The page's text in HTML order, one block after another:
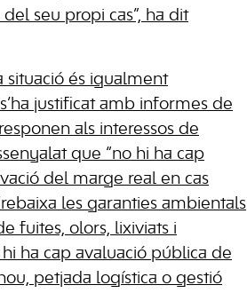
seu propi cas”, ha dit
situació és igualment
justificat amb informes de
als interessos de
que “no hi ha cap
del marge real en cas
les garanties ambientals
fuites, olors, lixiviats i
ha cap avaluació pública de
petjada logística o gestió